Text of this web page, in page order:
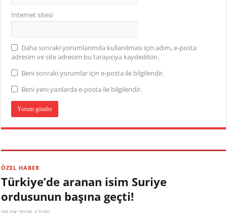
İnternet sitesi
Daha sonraki yorumlarımda kullanılması için adım, e-posta
adresim ve site adresim bu tarayıcıya kaydedilsin.
Beni sonraki yorumlar için e-posta ile bilgilendir.
Beni yeni yazılarda e-posta ile bilgilendir.
ÖZEL HABER
Türkiye’de aranan isim Suriye
ordusunun başına geçti!